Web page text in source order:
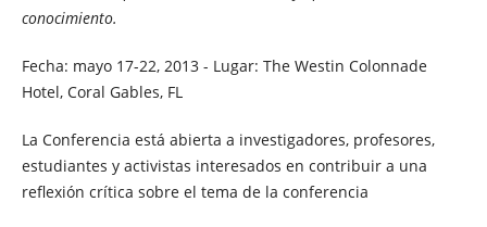
conocimiento.
Fecha: mayo 17-22, 2013 - Lugar: The Westin Colonnade
Hotel, Coral Gables, FL
La Conferencia está abierta a investigadores, profesores,
estudiantes y activistas interesados en contribuir a una
reflexión crítica sobre el tema de la conferencia